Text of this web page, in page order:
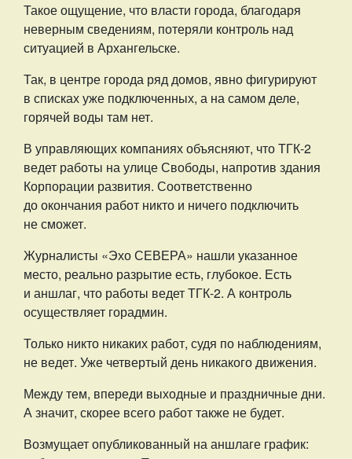
Такое ощущение, что власти города, благодаря
неверным сведениям, потеряли контроль над
ситуацией в Архангельске.
Так, в центре города ряд домов, явно фигурируют
в списках уже подключенных, а на самом деле,
горячей воды там нет.
В управляющих компаниях объясняют, что ТГК-2
ведет работы на улице Свободы, напротив здания
Корпорации развития. Соответственно
до окончания работ никто и ничего подключить
не сможет.
Журналисты «Эхо СЕВЕРА» нашли указанное
место, реально разрытие есть, глубокое. Есть
и аншлаг, что работы ведет ТГК-2. А контроль
осуществляет горадмин.
Только никто никаких работ, судя по наблюдениям,
не ведет. Уже четвертый день никакого движения.
Между тем, впереди выходные и праздничные дни.
А значит, скорее всего работ также не будет.
Возмущает опубликованный на аншлаге график: